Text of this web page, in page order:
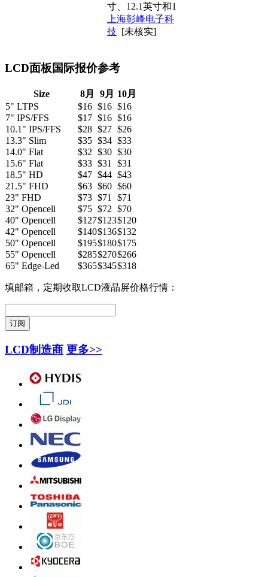
寸、12.1英寸和1
上海彰峰电子科
技 [未核实]
LCD面板国际报价参考
Size 8月 9月 10月
5" LTPS
$16 $16 $16
7" IPS/FFS
$17 $16 $16
10.1" IPS/FFS
$28 $27 $26
13.3" Slim
$35 $34 $33
14.0" Flat
$32 $30 $30
15.6" Flat
$33 $31
$31
18.5" HD
$47 $44 $43
21.5" FHD
$63 $60 $60
23" FHD
$73 $71
$71
32" Opencell
$75 $72 $70
40" Opencell
$127$123$120
42" Opencell
$140$136$132
50" Opencell
$195$180$175
55" Opencell
$285$270$266
65" Edge-Led
$365$345$318
填邮箱，定期收取LCD液晶屏价格行情：
LCD制造商 更多>>